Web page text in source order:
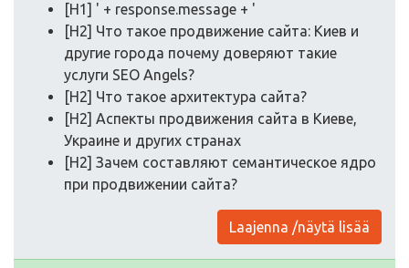
[H1] ' + response.message + '
[H2] Что такое продвижение сайта: Киев и
другие города почему доверяют такие
услуги SEO Angels?
[H2] Что такое архитектура сайта?
[H2] Аспекты продвижения сайта в Киеве,
Украине и других странах
[H2] Зачем составляют семантическое ядро
при продвижении сайта?
Laajenna /näytä lisää